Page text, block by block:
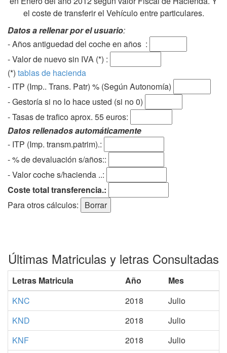
el coste de transferir el Vehículo entre particulares.
Datos a rellenar por el usuario:
- Años antiguedad del coche en años :
- Valor de nuevo sin IVA (*) :
(*) tablas de hacienda
- ITP (Imp.. Trans. Patr) % (Según Autonomía)
- Gestoría si no lo hace usted (si no 0)
-Tasas de trafico aprox. 55 euros:
Datos rellenados automáticamente
- ITP (Imp. transm.patrim).:
- % de devaluación s/años::
- Valor coche s/hacienda ..:
Coste total transferencia.:
Para otros cálculos:
Últimas Matriculas y letras Consultadas
Letras Matricula Año
Mes
KNC
2018
Julio
KND
2018
Julio
KNF
2018
Julio